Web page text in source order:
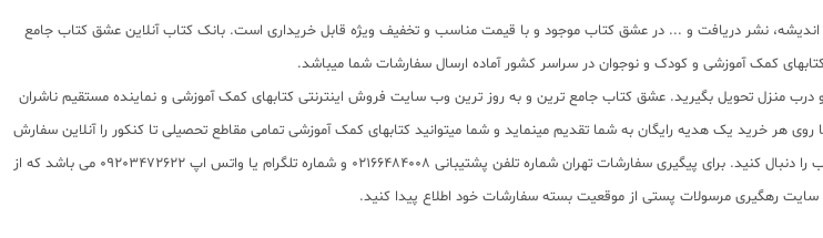
اندیشه، نشر دریافت و ... در عشق کتاب موجود و با قیمت مناسب و تخفیف ویژه قابل خریداری است. بانک کتاب آنلاین عشق کتاب جامع
درب منزل تحویل بگیرید. عشق کتاب جامع ترین و به روز ترین وب سایت فروش اینترنتی کتابهای کمک آموزشی و نماینده مستقیم ناشران
کتاب، علاوه بر ارسال سفارشات شما روی هر خرید یک هدیه رایگان به شما تقدیم مینماید و شما میتوانید کتابهای کمک آموزشی تمامی مقاطع تحصیلی تا کنکور را آنلاین سفارش
داده و درب منزل دریافت نمایید. برای اطلاع از شرایط ویژه تخفیف و جشنواره های عشق کتاب اینستاگرام عشق کتاب را دنبال کنید. برای پیگیری سفارشات تهران شماره تلفن پشتیبانی 02166484008 و شماره تلگرام یا واتس اپ 09203472622 می باشد که از